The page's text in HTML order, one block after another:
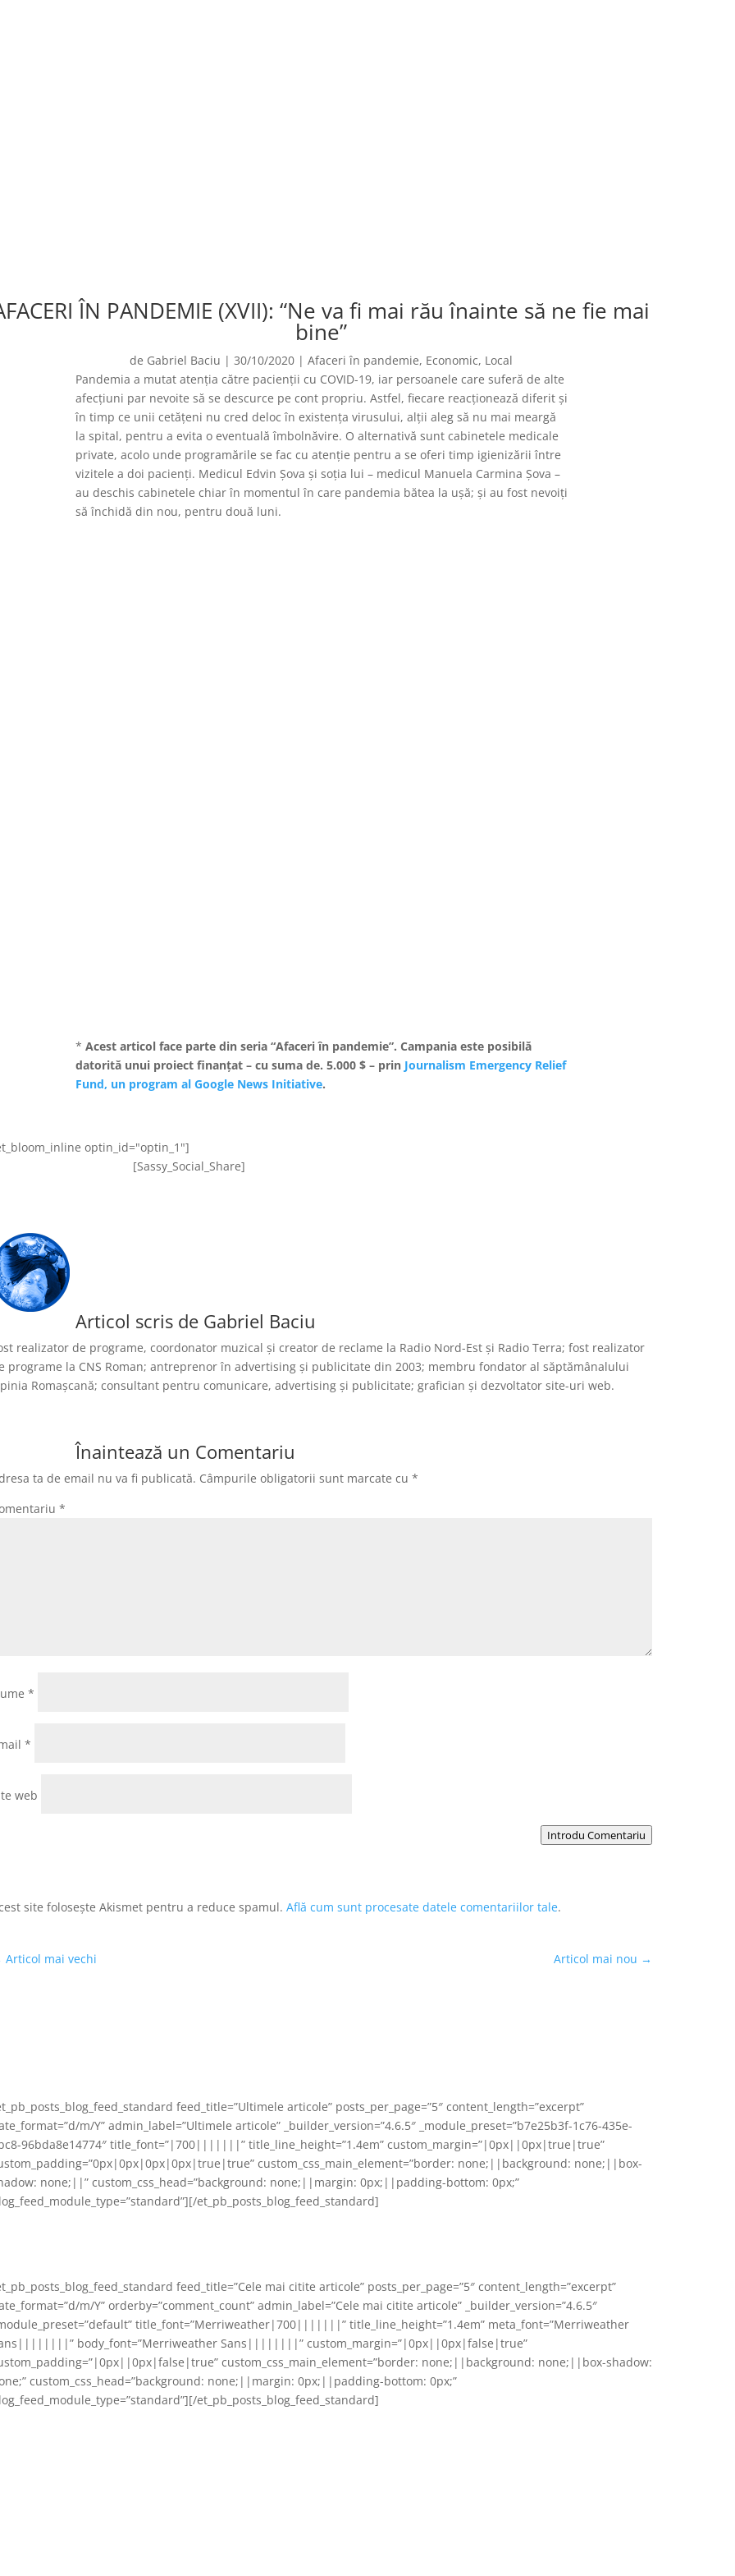
ÎN PANDEMIE (XVII): “Ne va fi mai rău înainte să ne fie mai
bine”
de Gabriel Baciu |30/10/2020 |Afaceri în pandemie, Economic, Local
Pandemia a mutat atenția către pacienții cu COVID-19, iar persoanele care suferă de alte
afecțiuni par nevoite să se descurce pe cont propriu. Astfel, fiecare reacționează diferit și
în timp ce unii cetățeni nu cred deloc în existența virusului, alții aleg să nu mai meargă
la spital, pentru a evita o eventuală îmbolnăvire. O alternativă sunt cabinetele medicale
private, acolo unde programările se fac cu atenție pentru a se oferi timp igienizării între
vizitele a doi pacienți. Medicul Edvin Șova și soția lui – medicul Manuela Carmina Șova –
au deschis cabinetele chiar în momentul în care pandemia bătea la ușă; și au fost nevoiți
să închidă din nou, pentru două luni.
* Acest articol face parte din seria “Afaceri în pandemie”. Campania este posibilă
datorită unui proiect finanțat – cu suma de. 5.000 $ – prin Journalism Emergency Relief
Fund, un program al Google News Initiative.
optin_id="optin_1"]
[Sassy_Social_Share]
Articol scris de Gabriel Baciu
realizator de programe, coordonator muzical și creator de reclame la Radio Nord-Est și Radio Terra; fost realizator
programe la CNS Roman; antreprenor în advertising și publicitate din 2003; membru fondator al săptămânalului
Romașcană; consultant pentru comunicare, advertising și publicitate; grafician și dezvoltator site-uri web.
Înaintează un Comentariu
ta de email nu va fi publicată. Câmpurile obligatorii sunt marcate cu *
*
*
*
web
Introdu Comentariu
site folosește Akismet pentru a reduce spamul. Află cum sunt procesate datele comentariilor tale.
Articol mai vechi Articol mai nou →
feed_title=”Ultimele articole” posts_per_page=”5″ content_length=”excerpt”
m/Y” admin_label=”Ultimele articole” _builder_version=”4.6.5″ _module_preset=”b7e25b3f-1c76-435e-
96bda8e14774″ title_font=”|700|||||||” title_line_height=”1.4em” custom_margin=”|0px||0px|true|true”
custom_css_main_element=”border: none;||background: none;||box-
none;||” custom_css_head=”background: none;||margin: 0px;||padding-bottom: 0px;”
et_pb_posts_blog_feed_standard]
feed_title=”Cele mai citite articole” posts_per_page=”5″ content_length=”excerpt”
m/Y” orderby=”comment_count” admin_label=”Cele mai citite articole” _builder_version=”4.6.5″
title_font=”Merriweather|700|||||||” title_line_height=”1.4em” meta_font=”Merriweather
body_font=”Merriweather Sans||||||||” custom_margin=”|0px||0px|false|true”
custom_css_main_element=”border: none;||background: none;||box-shadow:
custom_css_head=”background: none;||margin: 0px;||padding-bottom: 0px;”
et_pb_posts_blog_feed_standard]